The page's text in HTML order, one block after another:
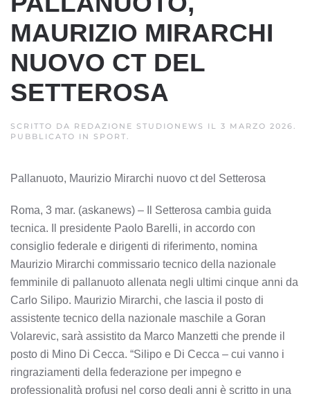
MAURIZIO MIRARCHI
NUOVO CT DEL
SETTEROSA
SCRITTO DA REDAZIONE STUDIONEWS IL 3 MARZO 2026.
PUBBLICATO IN SPORT.
Pallanuoto, Maurizio Mirarchi nuovo ct del Setterosa
Roma, 3 mar. (askanews) – Il Setterosa cambia guida
tecnica. Il presidente Paolo Barelli, in accordo con
consiglio federale e dirigenti di riferimento, nomina
Maurizio Mirarchi commissario tecnico della nazionale
femminile di pallanuoto allenata negli ultimi cinque anni da
Carlo Silipo. Maurizio Mirarchi, che lascia il posto di
assistente tecnico della nazionale maschile a Goran
Volarevic, sarà assistito da Marco Manzetti che prende il
posto di Mino Di Cecca. “Silipo e Di Cecca – cui vanno i
ringraziamenti della federazione per impegno e
professionalità profusi nel corso degli anni è scritto in una